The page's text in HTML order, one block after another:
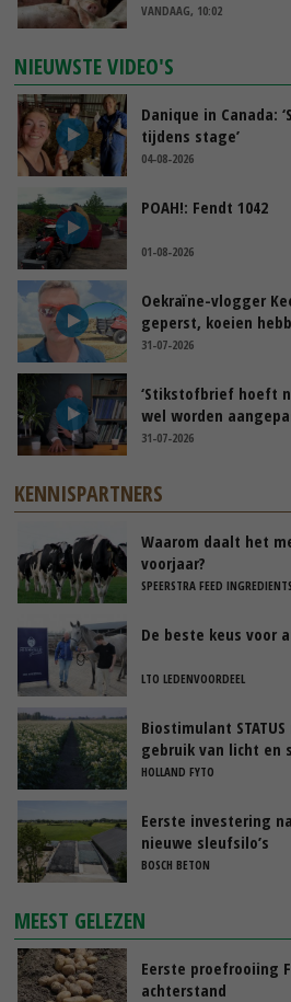
VANDAAG, 10:02
NIEUWSTE VIDEO'S
Danique in Canada:
tijdens stage’
04-08-2026
POAH!: Fendt 1042
01-08-2026
Oekraïne-vlogger
geperst, koeien
31-07-2026
‘Stikstofbrief hoeft
wel worden
31-07-2026
KENNISPARTNERS
Waarom daalt het
voorjaar?
SPEERSTRA FEED INGREDIENTS
De beste keus voor
LTO LEDENVOORDEEL
Biostimulant
gebruik van licht en
HOLLAND FYTO
Eerste investering
nieuwe sleufsilo’s
BOSCH BETON
MEEST GELEZEN
Eerste proefrooiing
achterstand